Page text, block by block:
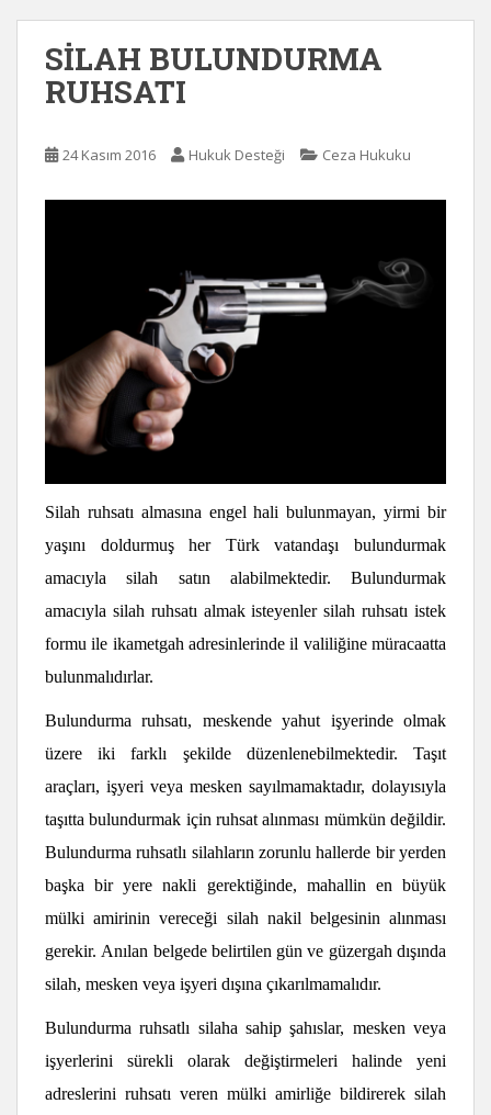
SİLAH BULUNDURMA
RUHSATI
24 Kasım 2016 Hukuk Desteği Ceza Hukuku
Silah ruhsatı almasına engel hali bulunmayan, yirmi bir
yaşını doldurmuş
her Türk vatandaşı bulundurmak
amacıyla silah satın alabilmektedir. Bulundurmak
amacıyla silah ruhsatı almak isteyenler silah ruhsatı istek
formu ile ikametgah adresinlerinde il valiliğine müracaatta
bulunmalıdırlar.
Bulundurma ruhsatı,
meskende yahut işyerinde olmak
üzere iki farklı şekilde düzenlenebilmektedir. Taşıt
araçları, işyeri veya mesken sayılmamaktadır, dolayısıyla
taşıtta bulundurmak için ruhsat alınması mümkün değildir.
Bulundurma ruhsatlı silahların zorunlu hallerde bir yerden
başka bir yere nakli gerektiğinde, mahallin en büyük
mülki amirinin vereceği silah nakil belgesinin alınması
gerekir. Anılan belgede belirtilen gün ve güzergah dışında
silah, mesken veya işyeri dışına çıkarılmamalıdır.
Bulundurma ruhsatlı silaha sahip şahıslar, mesken veya
işyerlerini sürekli olarak değiştirmeleri halinde yeni
adreslerini ruhsatı veren mülki amirliğe bildirerek silah